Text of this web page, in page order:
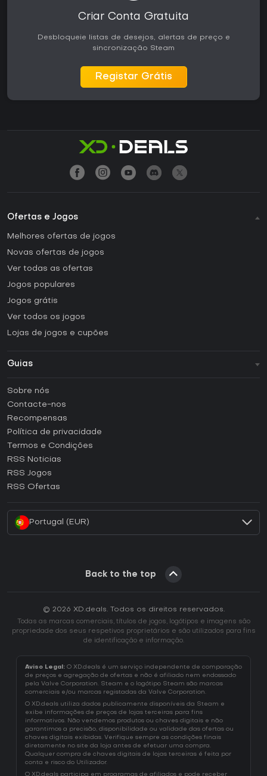
Criar Conta Gratuita
Desbloqueie listas de desejos, alertas de preço e
sincronização Steam
Registar Grátis
Ofertas e Jogos
Melhores ofertas de jogos
Novas ofertas de jogos
Ver todas as ofertas
Jogos populares
Jogos grátis
Ver todos os jogos
Lojas de jogos e cupões
Guias
Como ativar uma CD Key Steam?
Como ativar uma CD Key Epic Games?
Como ativar uma CD Key GOG?
Como ativar uma CD Key Ubisoft Connect?
Sobre nós
Contacte-nos
Recompensas
Política de privacidade
Termos e Condições
RSS Noticias
RSS Jogos
RSS Ofertas
Portugal (EUR)
Back to the top
© 2026 XD.deals. Todos os direitos reservados.
Todas as marcas comerciais, títulos de jogos, logótipos e imagens são
propriedade dos seus respetivos proprietários e são utilizados para fins
de identificação e informação.
Aviso Legal: O XD.deals é um serviço independente de comparação
de preços e agregação de ofertas e não é afiliado nem endossado
pela Valve Corporation. Steam e o logótipo Steam são marcas
comerciais e/ou marcas registadas da Valve Corporation.
O XD.deals utiliza dados publicamente disponíveis da Steam e
exibe informações de preços de lojas terceiras para fins
informativos. Não vendemos produtos ou chaves digitais e não
garantimos a precisão, disponibilidade ou validade das ofertas ou
chaves digitais exibidas. Verifique sempre as condições finais
diretamente no site da loja antes de efetuar uma compra.
Qualquer compra de chaves digitais de lojas terceiras é feita por
conta e risco do Utilizador.
O XD.deals participa em programas de afiliados e pode receber